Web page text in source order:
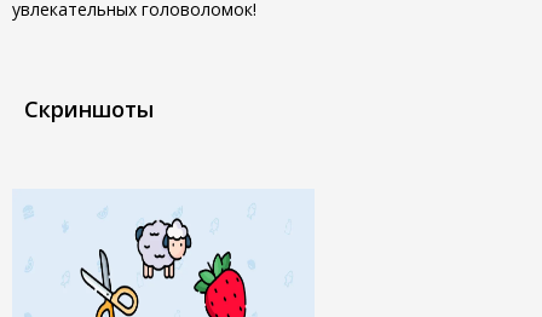
увлекательных головоломок!
Скриншоты